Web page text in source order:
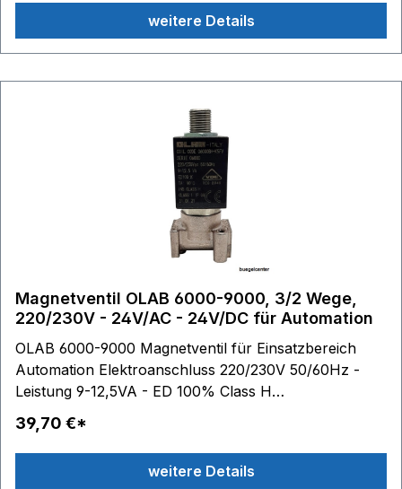
weitere Details
Magnetventil OLAB 6000-9000, 3/2 Wege,
220/230V - 24V/AC - 24V/DC für Automation
OLAB 6000-9000 Magnetventil für Einsatzbereich
Automation Elektroanschluss 220/230V 50/60Hz -
Leistung 9-12,5VA - ED 100% Class H
Elektroanschluss 24V AC 50/60Hz - Leistung 9VA -
ED 100%, Class H Elektroanschluss 24V DC -
Leistung 10W - ED 100%, Class H Gewinde: 1/8 Zoll
Innengewinde, oben 1/8 Zoll Außengewinde Bauart:
39,70 €*
weitere Details